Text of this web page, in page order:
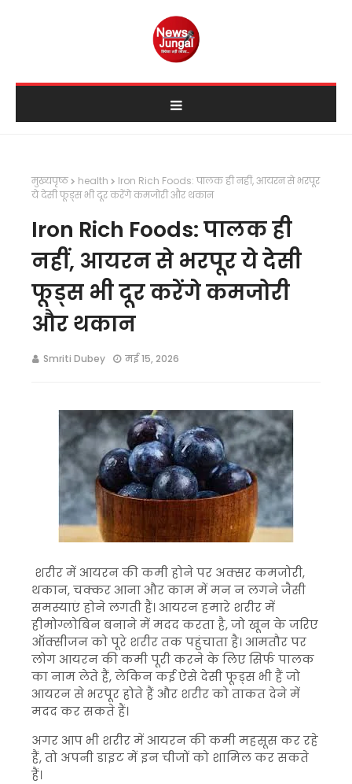
मुख्यपृष्ठ health
Iron Rich Foods: पालक ही नहीं, आयरन से भरपूर
ये देसी फूड्स भी दूर करेंगे कमजोरी और थकान
Iron Rich Foods: पालक ही
नहीं, आयरन से भरपूर ये देसी
फूड्स भी दूर करेंगे कमजोरी
और थकान
Smriti Dubey मई 15, 2026
शरीर में आयरन की कमी होने पर अक्सर कमजोरी,
थकान, चक्कर आना और काम में मन न लगने जैसी
समस्याएं होने लगती हैं। आयरन हमारे शरीर में
हीमोग्लोबिन बनाने में मदद करता है, जो खून के जरिए
ऑक्सीजन को पूरे शरीर तक पहुंचाता है। आमतौर पर
लोग आयरन की कमी पूरी करने के लिए सिर्फ पालक
का नाम लेते हैं, लेकिन कई ऐसे देसी फूड्स भी हैं जो
आयरन से भरपूर होते हैं और शरीर को ताकत देने में
मदद कर सकते हैं।
अगर आप भी शरीर में आयरन की कमी महसूस कर रहे
हैं, तो अपनी डाइट में इन चीजों को शामिल कर सकते
हैं।